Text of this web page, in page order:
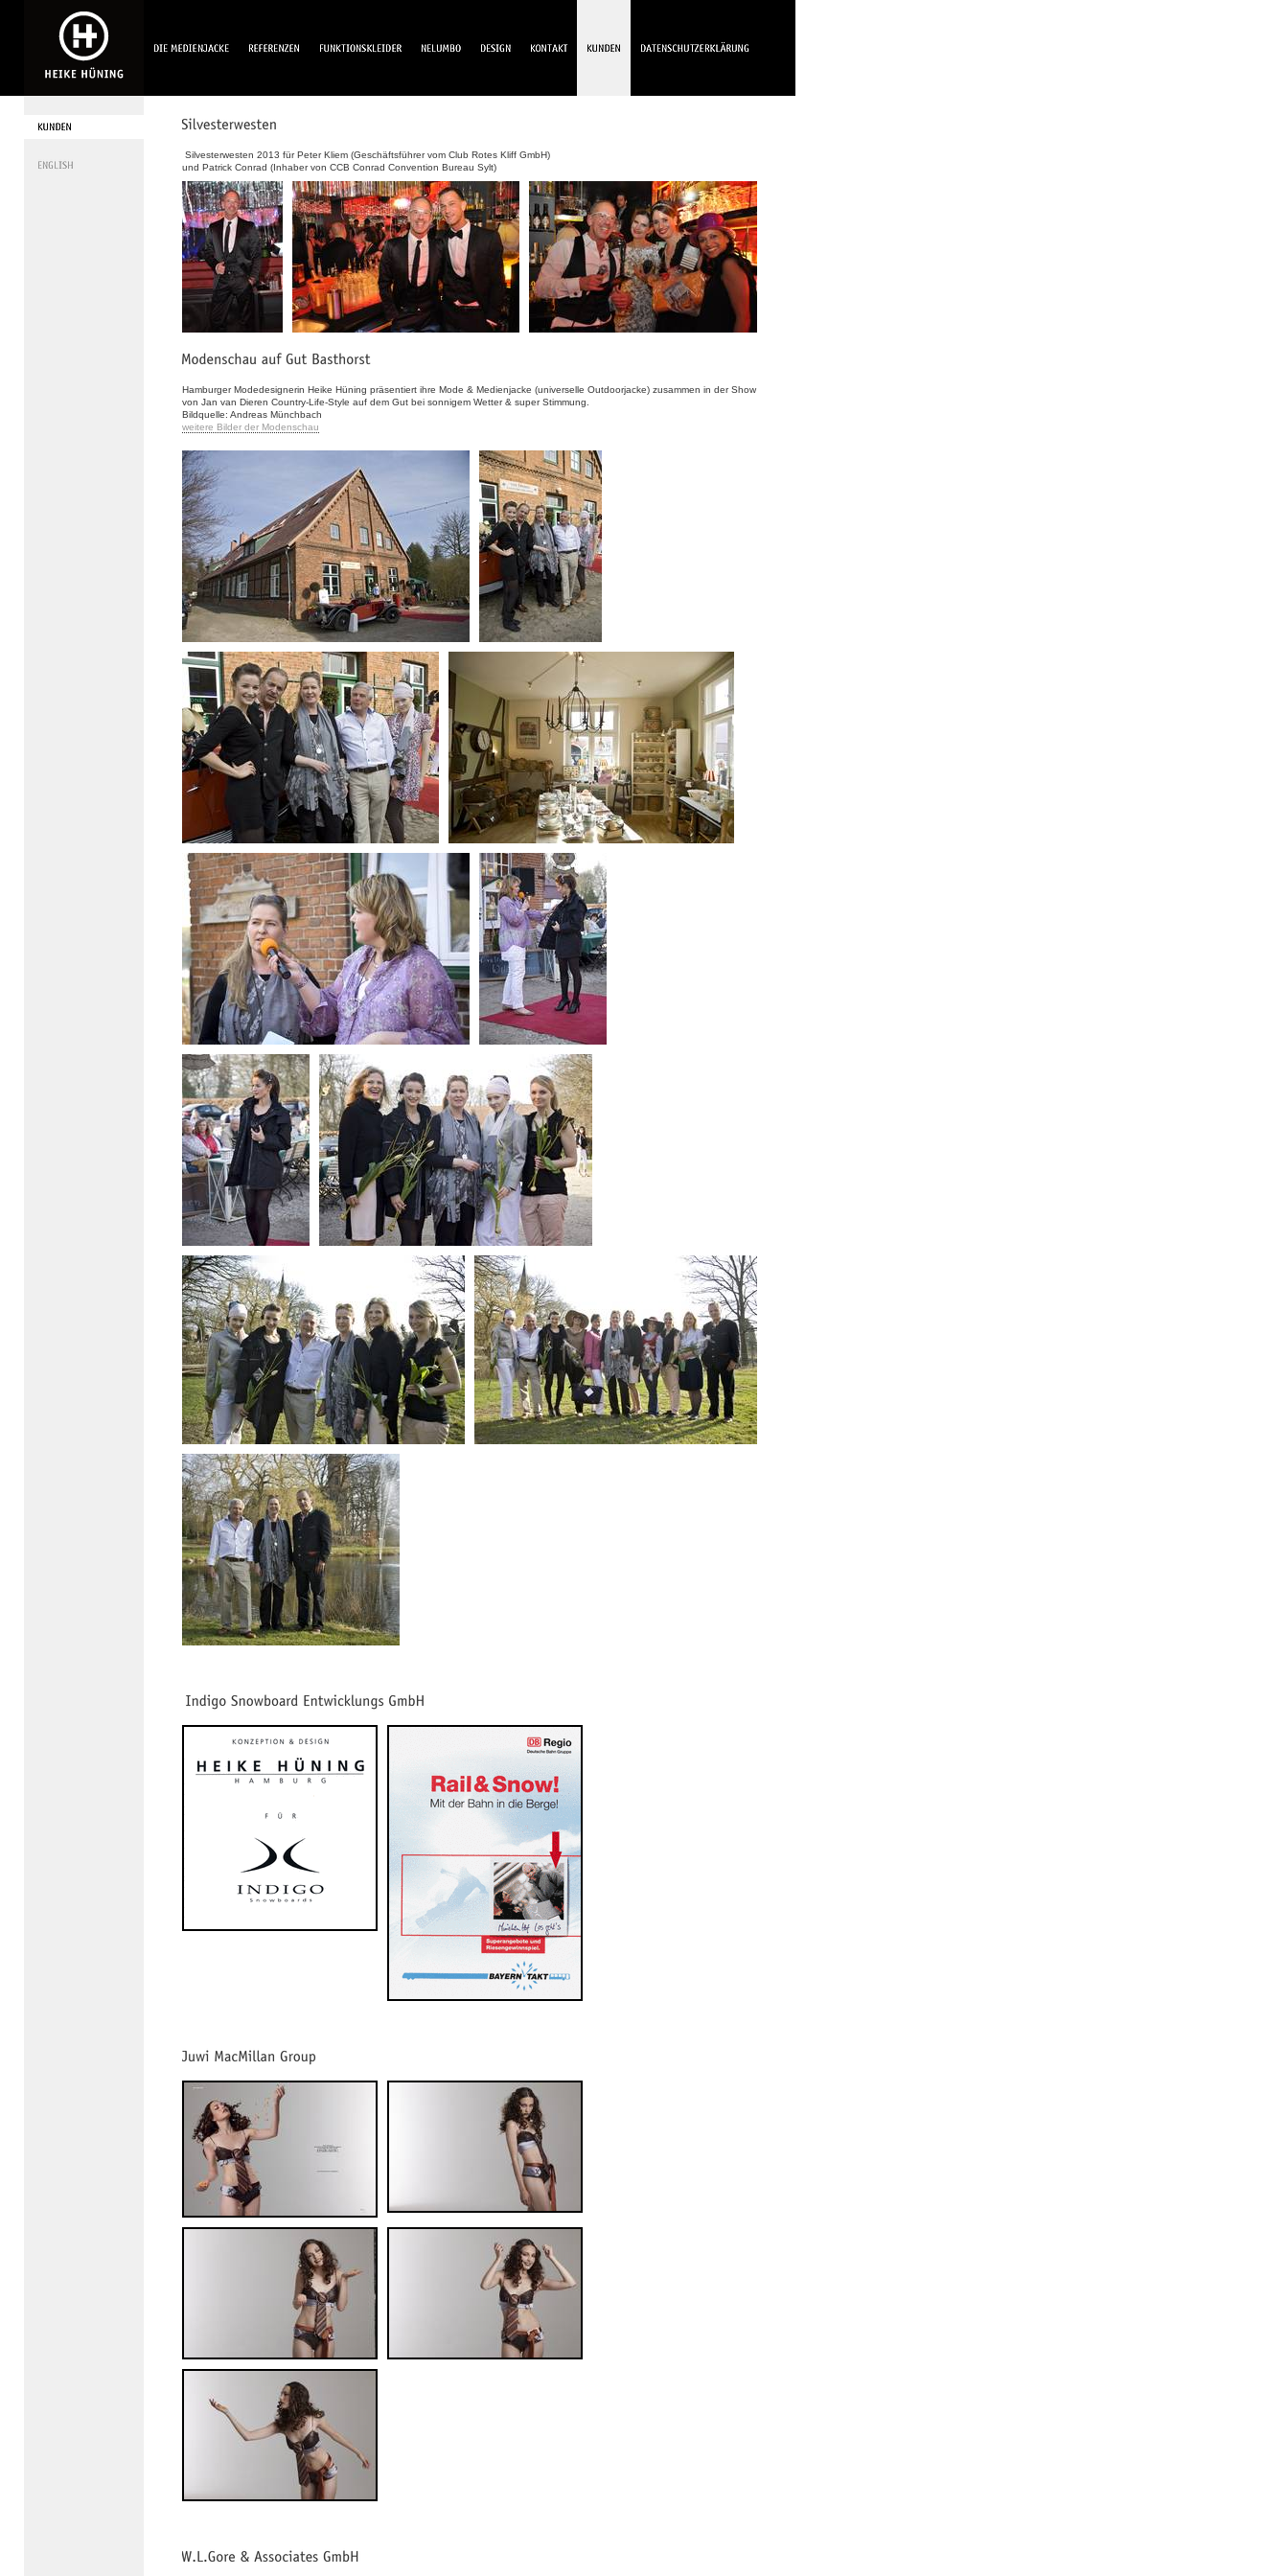
Silvesterwesten 2013 für Peter Kliem (Geschäftsführer vom Club Rotes Kliff GmbH)
und Patrick Conrad (Inhaber von CCB Conrad Convention Bureau Sylt)
Hamburger Modedesignerin Heike Hüning präsentiert ihre Mode & Medienjacke (universelle Outdoorjacke) zusammen in der Show
von Jan van Dieren Country-Life-Style auf dem Gut bei sonnigem Wetter & super Stimmung.
Bildquelle: Andreas Münchbach
weitere Bilder der Modenschau